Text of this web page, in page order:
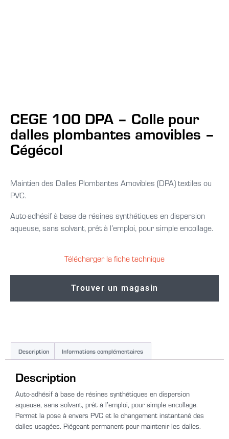
CEGE 100 DPA – Colle pour
dalles plombantes amovibles –
Cégécol
Maintien des Dalles Plombantes Amovibles (DPA) textiles ou
PVC.
Auto-adhésif à base de résines synthétiques en dispersion
aqueuse, sans solvant, prêt à l’emploi, pour simple encollage.
Télécharger la fiche technique
Trouver un magasin
Description Informations complémentaires
Description
Auto-adhésif à base de résines synthétiques en dispersion
aqueuse, sans solvant, prêt à l’emploi, pour simple encollage.
Permet la pose à envers PVC et le changement instantané des
dalles usagées. Piégeant permanent pour maintenir les dalles.